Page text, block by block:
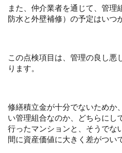
また、仲介業者を通じて、管理
防水と外壁補修）の予定はいつ
この点検項目は、管理の良し悪
ります。
修繕積立金が十分でないためか
い管理組合なのか、どちらにし
行ったマンションと、そうでな
間に資産価値に大きく差がつい